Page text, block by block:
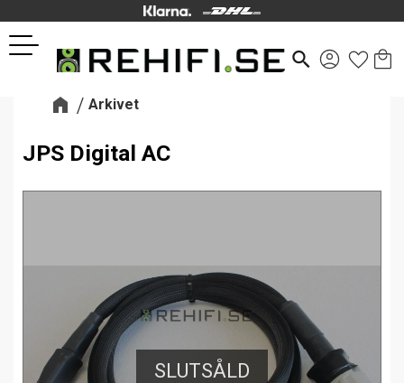
Meny
search
Arkivet
JPS Digital AC
SLUTSÅLD